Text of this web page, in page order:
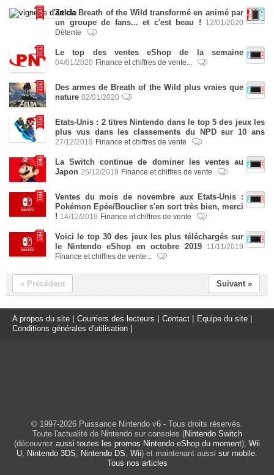
Zelda Breath of the Wild transformé en animé par
un groupe de fans... et c'est beau !
12/01/2020
Détente
Le top des ventes eShop de la semaine
04/01/2020 Finance et chiffres de vente...
Des armes de Breath of the Wild plus vraies que
nature 02/01/2020
Etats-Unis : 2 titres Nintendo dans le top 5 des jeux les
plus vus dans les classements du NPD sur 10 ans
27/12/2019 Finance et chiffres de vente
La Switch continue de dominer les ventes au
Japon 26/12/2019 Finance et chiffres de vente
Ventes du mois de novembre aux Etats-Unis :
Pokémon Epée/Bouclier s'en sort très bien, merci
! 14/12/2019 Finance et chiffres de vente
Voici le top 30 des jeux les plus téléchargés sur
le Nintendo eShop en octobre 2019
11/11/2019
Finance et chiffres de vente...
« Précédent Suivant »
A propos du site Courriers des lecteurs Contact Equipe du site
Conditions générales d'utilisation
© 1997-2026 Puissance Nintendo v6 - Tous droits réservés.
Toute l'actualité de Nintendo sur consoles (Nintendo Switch
(découvrez aussi toutes les promos Nintendo eShop du moment), Wii
U, Nintendo 3DS, Nintendo DS, Wii) et maintenant aussi sur mobile.
Tous nos articles